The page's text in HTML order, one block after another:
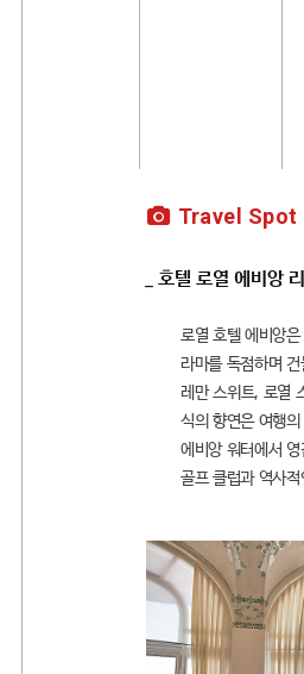
Travel Spot
_ 호텔 로열 에비앙
로열 호텔 에비앙
라마를 독점하며
레만 스위트, 로열
식의 향연은 여행
에비앙 워터에서
골프 클럽과 역사